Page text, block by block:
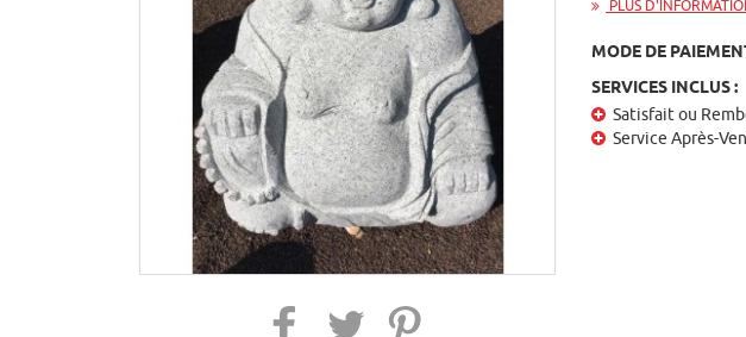
PLUS
MODE DE
SERVICES INCLUS :
Satisfait ou
Service Après-